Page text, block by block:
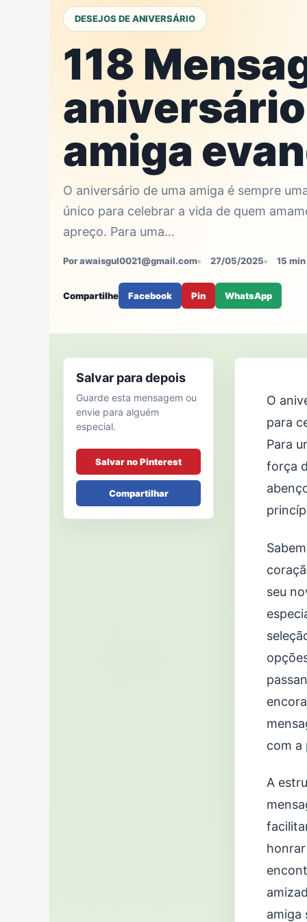
DESEJOS DE ANIVERSÁRIO
118
amiga
O aniversário de uma amiga é sempre
único para celebrar a vida de quem
apreço. Para uma…
Por awaisgul0021@gmail.com 27/05/2025 15
Compartilhe Facebook Pin WhatsApp
Salvar para depois
Guarde esta mensagem ou
envie para alguém
especial.
Salvar no Pinterest
Compartilhar
O
para
Para
força
seu
com a
A
amiga